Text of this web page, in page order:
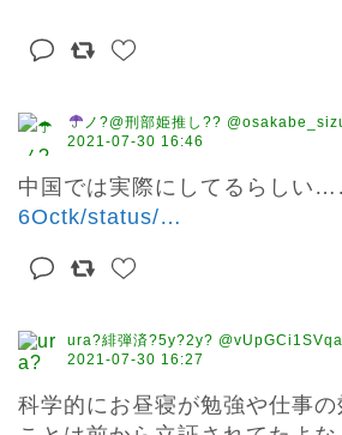
ノ?@刑部姫推し??
2021-07-30 16:46
中国では実際にしてるらしい
6Octk/status/…
ura?緋弾済?5y?2y?
2021-07-30 16:27
科学的にお昼寝が勉強や仕事